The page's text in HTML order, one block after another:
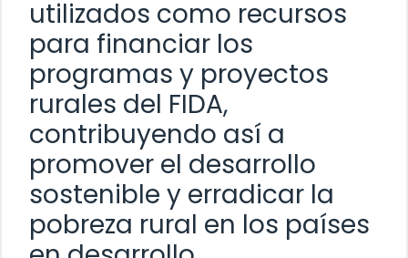
utilizados como recursos
para financiar los
programas y proyectos
rurales del FIDA,
contribuyendo así a
promover el desarrollo
sostenible y erradicar la
pobreza rural en los países